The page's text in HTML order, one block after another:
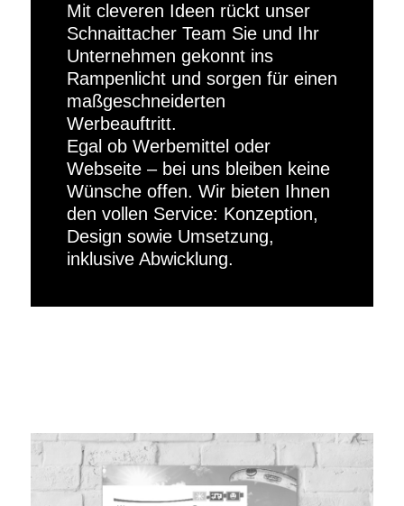
Mit cleveren Ideen rückt unser
Schnaittacher Team Sie und Ihr
Unternehmen gekonnt ins
Rampenlicht und sorgen für einen
maßgeschneiderten
Werbeauftritt.
Egal ob Werbemittel oder
Webseite – bei uns bleiben keine
Wünsche offen. Wir bieten Ihnen
den vollen Service: Konzeption,
Design sowie Umsetzung,
inklusive Abwicklung.